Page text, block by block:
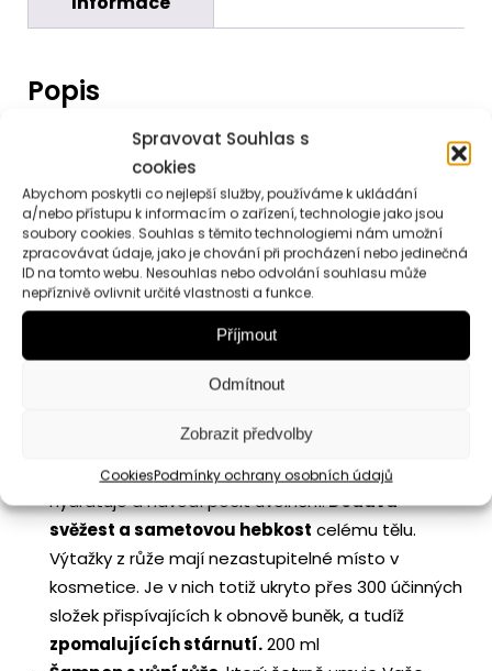
Spravovat Souhlas s
cookies
Abychom poskytli co nejlepší služby, používáme k ukládání
a/nebo přístupu k informacím o zařízení, technologie jako jsou
soubory cookies. Souhlas s těmito technologiemi nám umožní
zpracovávat údaje, jako je chování při procházení nebo jedinečná
ID na tomto webu. Nesouhlas nebo odvolání souhlasu může
nepříznivě ovlivnit určité vlastnosti a funkce.
Příjmout
Odmítnout
Zobrazit předvolby
CookiesPodmínky ochrany osobních údajů
Popis
Dárková dřevěná bedýnkav šedém provedení
Koupelová sůl RŮŽE.Obsahuje řadu léčivých
látek, které během teplé koupele pronikají
uvolněnými póry pokožky do organismu. Obsahuje
silice, přírodní výtažky z rostlin, kterépůsobí léčivě
na pokožku.200 ml
Glycerinové mýdlo s vůní růže
vysoký obsah glycerínu, který napomáhá vláčnosti
pokožky a zabraňuje jejímu vysušování. 200 g
Sprchový krém gel Růže.Pokožku vyčistí, zjemní,
hydratuje a navodí pocit uvolnění.Dodává
svěžest a sametovou hebkost celému tělu.
Výtažky z růže mají nezastupitelné místo v
kosmetice. Je v nich totiž ukryto přes 300 účinných
složek přispívajících k obnově buněk, a tudíž
zpomalujících stárnutí.200 ml